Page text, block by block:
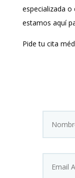
especializada o
estamos aquí
Pide tu cita